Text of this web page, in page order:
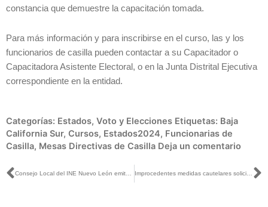
constancia que demuestre la capacitación tomada.
Para más información y para inscribirse en el curso, las y los
funcionarios de casilla pueden contactar a su Capacitador o
Capacitadora Asistente Electoral, o en la Junta Distrital Ejecutiva
correspondiente en la entidad.
Categorías: Estados, Voto y Elecciones Etiquetas: Baja
California Sur, Cursos, Estados2024, Funcionarias de
Casilla, Mesas Directivas de Casilla Deja un comentario
Ant Improcedentes medidas cautelares solicitadas en contra del Titular del Ejecutivo Federal